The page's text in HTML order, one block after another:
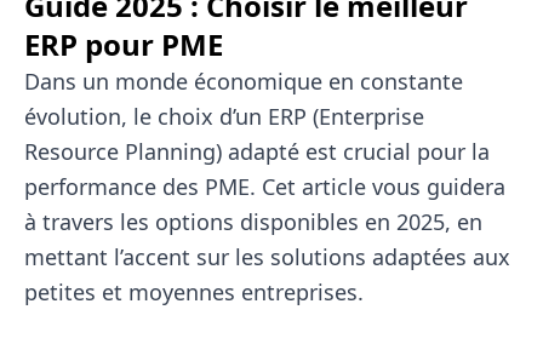
ERP pour PME
Dans un monde économique en constante
évolution, le choix d’un ERP (Enterprise
Resource Planning) adapté est crucial pour la
performance des PME. Cet article vous guidera
à travers les options disponibles en 2025, en
mettant l’accent sur les solutions adaptées aux
petites et moyennes entreprises.